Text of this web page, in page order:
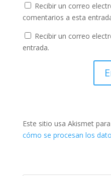
Recibir un correo
comentarios a esta
Recibir un correo
entrada.
Este sitio usa Akismet
cómo se procesan los